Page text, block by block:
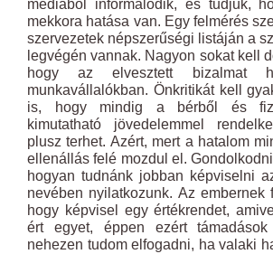
médiából informálódik, és tudjuk,
mekkora hatása van. Egy felmérés
szervezetek népszerűségi listáján a
legvégén vannak. Nagyon sokat kell
hogy az elvesztett bizalmat
munkavállalókban. Önkritikát kell
is, hogy mindig a bérből és
kimutatható jövedelemmel
plusz terhet. Azért, mert a hatalom
ellenállás felé mozdul el.
hogyan tudnánk jobban képviselni
nevében nyilatkozunk. Az
hogy képvisel egy értékrendet,
ért egyet, éppen ezért
nehezen tudom elfogadni, ha valaki